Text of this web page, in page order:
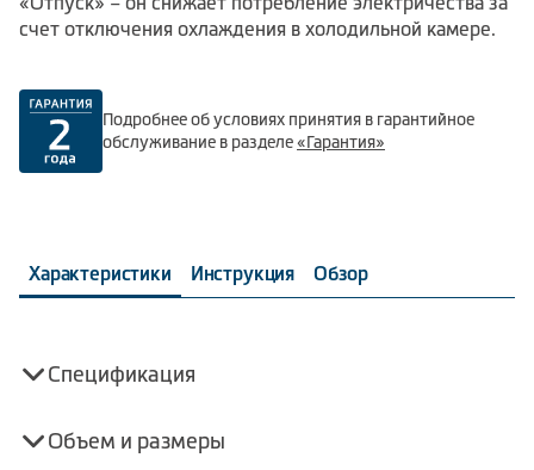
счет отключения охлаждения в холодильной камере.
Подробнее об условиях принятия в гарантийное
обслуживание в разделе«Гарантия»
Характеристики Инструкция Обзор
Спецификация
Объем и размеры